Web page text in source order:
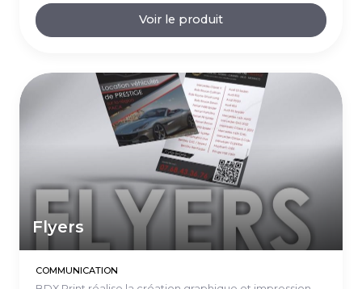
Voir le produit
Flyers
COMMUNICATION